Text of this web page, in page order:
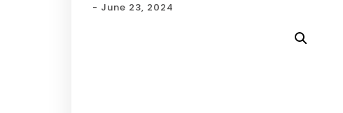
- June 23, 2024